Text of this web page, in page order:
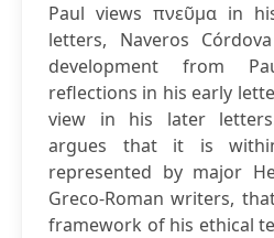
Paul views πνεῦμα in
letters, Naveros
development from
reflections in his early
view in his later
argues that it is
represented by major
Greco-Roman writers,
framework of his ethical